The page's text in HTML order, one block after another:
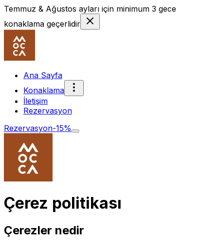
Temmuz & Ağustos ayları için minimum 3 gece
konaklama geçerlidir
Ana Sayfa
Konaklama
İletişim
Rezervasyon
Rezervasyon-15%
Çerez politikası
Çerezler nedir